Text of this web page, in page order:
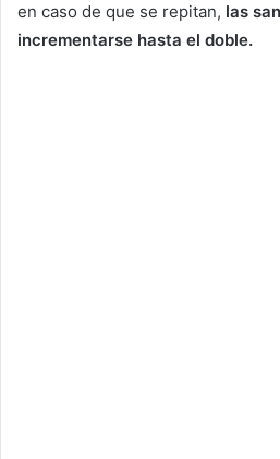
en caso de que se repitan, las
incrementarse hasta el doble.